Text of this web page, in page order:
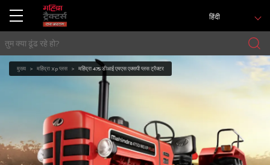
हिंदी
मुख्य महिंद्रा Xp प्लस महिंद्रा 475 डीआई एमएस एक्सपी प्लस ट्रैक्टर